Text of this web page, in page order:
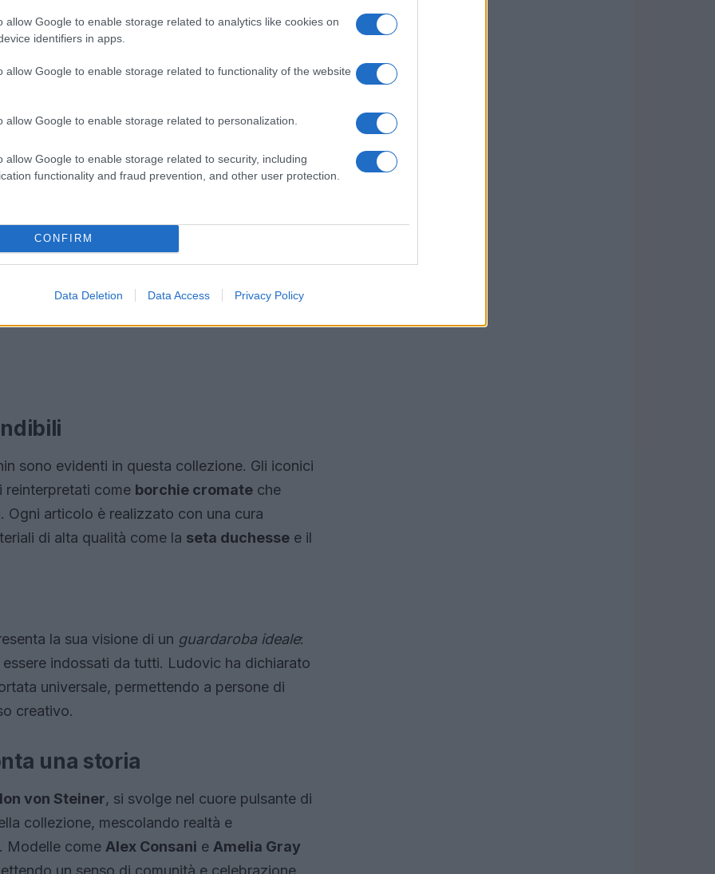
allow Google to enable storage related to analytics like cookies on
identifiers in apps.
allow Google to enable storage related to functionality of the website
allow Google to enable storage related to personalization.
allow Google to enable storage related to security, including
functionality and fraud prevention, and other user protection.
CONFIRM
Data Deletion Data Access Privacy Policy
dei decenni passati, reinterpretando la
deianni ’90con un tocco contemporaneo.
situazioni, passando facilmente dal giorno
pratico.
sono evidenti in questa collezione. Gli iconici
reinterpretati come borchie cromate che
Ogni articolo è realizzato con una cura
di alta qualità come la seta duchesse e il
la sua visione di un guardaroba ideale:
indossati da tutti. Ludovic ha dichiarato
universale, permettendo a persone di
creativo.
una storia
von Steiner, si svolge nel cuore pulsante di
collezione, mescolando realtà e
Modelle come Alex Consani e Amelia Gray